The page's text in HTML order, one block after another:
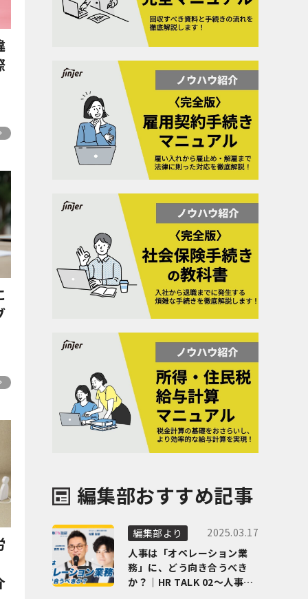
編集部おすすめ記事
編集部より
2025.03.17
人事は「オペレーション業
務」に、どう向き合うべき
か？｜HR TALK 02～人事DX